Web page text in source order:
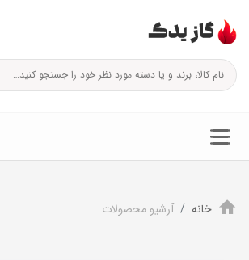
خانه آرشیو محصولات